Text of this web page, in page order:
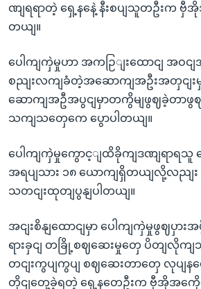
ဏျရရာတဲ့ ရှေ့နနေဲ့ နီးစပျသူတဦးက
တယျ။
ပေါကျကှဲမှုဟာ အကဉြျးထောငျ အဝင
စညျးလကျခံတဲ့အဆောကျအဦးအတှငျး
ဆောကျအဦအပွငျမှာတကွိမျဖွဈခဲ့တာဖွ
သကျသတှေကေ ပွောပါတယျ။
ပေါကျကှဲမှုကွောင့ျထိခိုကျဒဏျရာရသူ ထ
အရပျသား ၁၈ ယောကျရှိတယျလို့လညျ
သတငျးထုတျပွနျပါတယျ။
အငျးစိနျထောငျမှာ ပေါကျကှဲမှုဖွဈပှား
ရားခှငျ တခြို့စဈဆေးမှုတှေ ပိတျလိုက
တငျးကွပျကွပျ စဈဆေးတာတှေ လုပျ
တိုငျတှေ့ခဲ့ရတဲ့ ရှေ့နတေဦးက ဗှီအိုအကေိုပွ